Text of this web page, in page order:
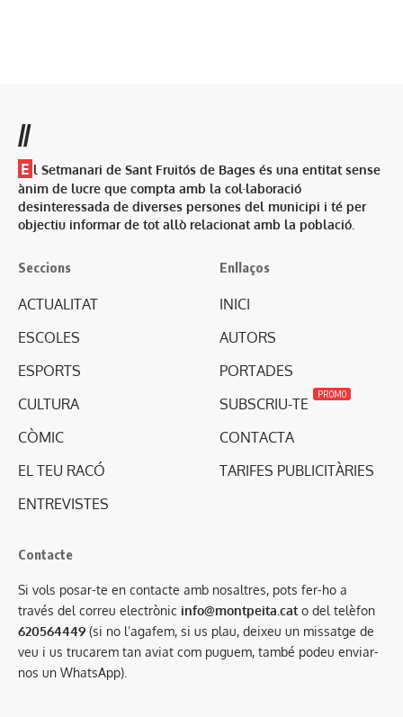
//
E l Setmanari de Sant Fruitós de Bages és una entitat sense
ànim de lucre que compta amb la col·laboració
desinteressada de diverses persones del municipi i té per
objectiu informar de tot allò relacionat amb la població.
Seccions
ACTUALITAT
ESCOLES
ESPORTS
CULTURA
CÒMIC
EL TEU RACÓ
ENTREVISTES
Enllaços
INICI
AUTORS
PORTADES
SUBSCRIU-TE
PROMO
CONTACTA
TARIFES PUBLICITÀRIES
Contacte
Si vols posar-te en contacte amb nosaltres, pots fer-ho a
través del correu electrònic info@montpeita.cat o del telèfon
620564449 (si no l’agafem, si us plau, deixeu un missatge de
veu i us trucarem tan aviat com puguem, també podeu enviar-
nos un WhatsApp).